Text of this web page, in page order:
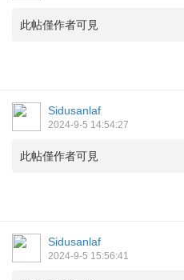
此帖僅作者可見
Sidusanlaf
2024-9-5 14:54:27
此帖僅作者可見
Sidusanlaf
2024-9-5 15:56:41